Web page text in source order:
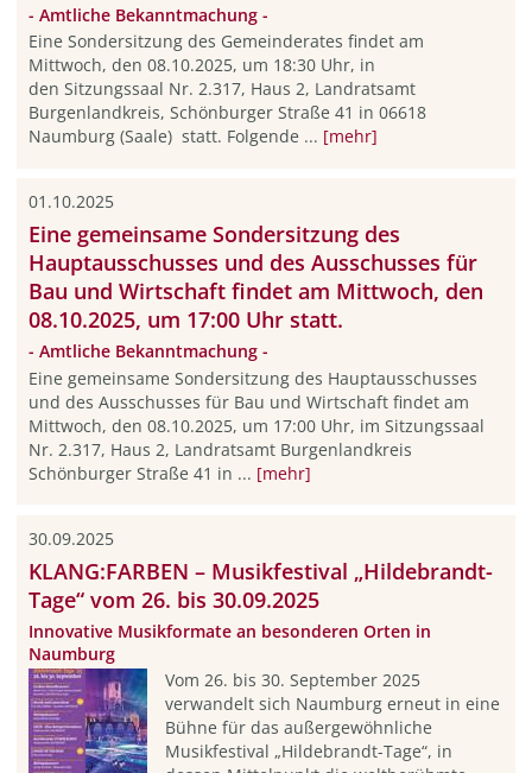
- Amtliche Bekanntmachung -
Eine Sondersitzung des Gemeinderates findet am
Mittwoch, den 08.10.2025, um 18:30 Uhr, in
den Sitzungssaal Nr. 2.317, Haus 2, Landratsamt
Burgenlandkreis, Schönburger Straße 41 in 06618
Naumburg (Saale) statt. Folgende ... [mehr]
01.10.2025
Eine gemeinsame Sondersitzung des
Hauptausschusses und des Ausschusses für
Bau und Wirtschaft findet am Mittwoch, den
08.10.2025, um 17:00 Uhr statt.
- Amtliche Bekanntmachung -
Eine gemeinsame Sondersitzung des Hauptausschusses
und des Ausschusses für Bau und Wirtschaft findet am
Mittwoch, den 08.10.2025, um 17:00 Uhr, im Sitzungssaal
Nr. 2.317, Haus 2, Landratsamt Burgenlandkreis
Schönburger Straße 41 in ... [mehr]
30.09.2025
KLANG:FARBEN – Musikfestival „Hildebrandt-
Tage“ vom 26. bis 30.09.2025
Innovative Musikformate an besonderen Orten in
Naumburg
Vom 26. bis 30. September 2025
verwandelt sich Naumburg erneut in eine
Bühne für das außergewöhnliche
Musikfestival „Hildebrandt-Tage“, in